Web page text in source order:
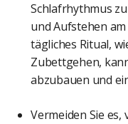
Schlafrhythmus
und Aufstehen
tägliches Ritual,
Zubettgehen,
abzubauen und
Vermeiden Sie es,